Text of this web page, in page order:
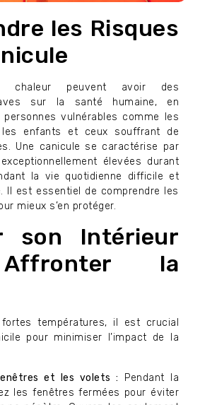
les Risques
chaleur peuvent avoir des
sur la santé humaine, en
vulnérables comme les
les enfants et ceux souffrant de
Une canicule se caractérise par
élevées durant
la vie quotidienne difficile et
Il est essentiel de comprendre les
mieux s’en protéger.
son Intérieur
la
températures, il est crucial
pour minimiser l’impact de la
et les volets : Pendant la
les fenêtres fermées pour éviter